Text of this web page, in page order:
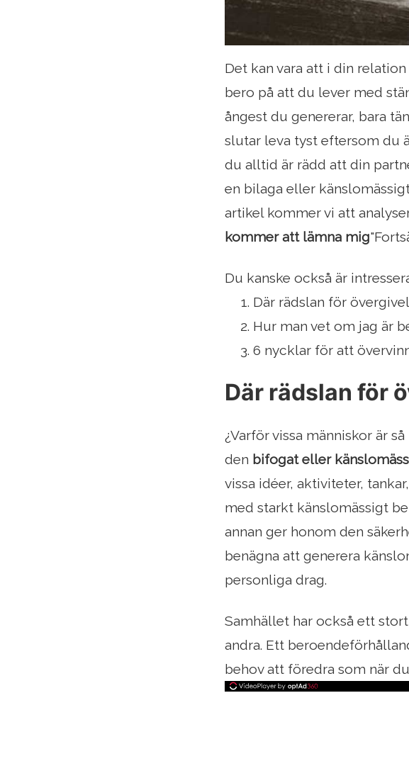
Det kan vara att i din
bero på att du lever med
ångest du genererar, bara
slutar leva tyst eftersom du
du alltid är rädd att din
en bilaga eller
artikel kommer vi att
kommer att lämna mig
Du kanske också är
Där rädslan för
Hur man vet om jag är
6 nycklar för att
Där rädslan för
¿Varför vissa människor är
den bifogat eller
vissa idéer, aktiviteter,
med starkt känslomässigt
annan ger honom den
benägna att generera
personliga drag.
Samhället har också ett
andra. Ett
behov att föredra som när